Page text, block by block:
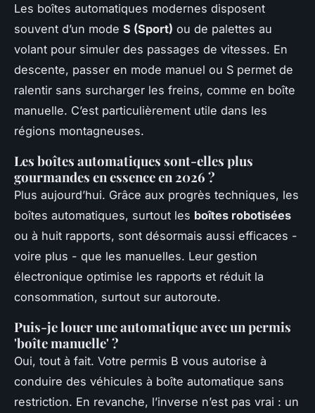
Les boîtes automatiques modernes disposent
souvent d’un mode S (Sport) ou de palettes au
volant pour simuler des passages de vitesses. En
descente, passer en mode manuel ou S permet de
ralentir sans surcharger les freins, comme en boîte
manuelle. C’est particulièrement utile dans les
régions montagneuses.
Les boîtes automatiques sont-elles plus
gourmandes en essence en 2026 ?
Plus aujourd’hui. Grâce aux progrès techniques, les
boîtes automatiques, surtout les boîtes robotisées
ou à huit rapports, sont désormais aussi efficaces -
voire plus - que les manuelles. Leur gestion
électronique optimise les rapports et réduit la
consommation, surtout sur autoroute.
Puis-je louer une automatique avec un permis
'boîte manuelle' ?
Oui, tout à fait. Votre permis B vous autorise à
conduire des véhicules à boîte automatique sans
restriction. En revanche, l’inverse n’est pas vrai : un